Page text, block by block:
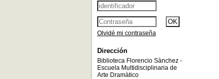
Olvidé mi contraseña
Dirección
Biblioteca Florencio Sànchez -
Escuela Multidisciplinaria de
Arte Dramàtico